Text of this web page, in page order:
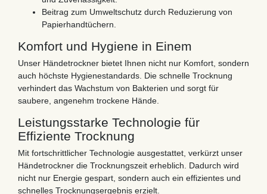
Beitrag zum Umweltschutz durch Reduzierung von
Papierhandtüchern.
Komfort und Hygiene in Einem
Unser Händetrockner bietet Ihnen nicht nur Komfort, sondern
auch höchste Hygienestandards. Die schnelle Trocknung
verhindert das Wachstum von Bakterien und sorgt für
saubere, angenehm trockene Hände.
Leistungsstarke Technologie für
Effiziente Trocknung
Mit fortschrittlicher Technologie ausgestattet, verkürzt unser
Händetrockner die Trocknungszeit erheblich. Dadurch wird
nicht nur Energie gespart, sondern auch ein effizientes und
schnelles Trocknungsergebnis erzielt.